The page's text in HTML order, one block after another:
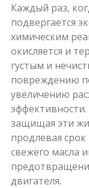
Каждый раз,
подвергается
химическим
окисляется и
густым и
повреждению
увеличению
защищая эти
продлевая
свежего масла
двигателя.